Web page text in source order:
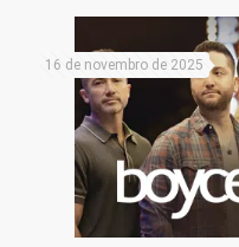
16 de novembro de 2025